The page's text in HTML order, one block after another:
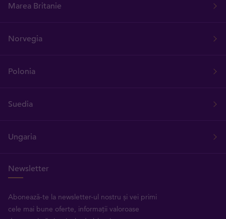
Marea Britanie
Norvegia
Polonia
Suedia
Ungaria
Newsletter
Abonează-te la newsletter-ul nostru și vei primi
cele mai bune oferte, informații valoroase